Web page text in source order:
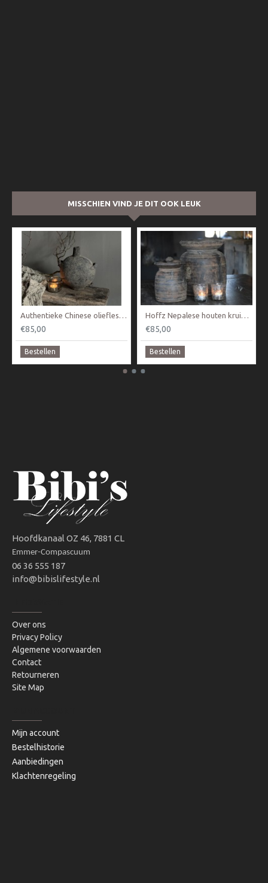
MISSCHIEN VIND JE DIT OOK LEUK
Authentieke Chinese oliefles / kruik
€85,00
Bestellen
Hoffz Nepalese houten kruik Nr 2
€85,00
Bestellen
Hoofdkanaal OZ 46, 7881 CL
Emmer-Compascuum
06 36 555 187
info@bibislifestyle.nl
Over ons
Privacy Policy
Algemene voorwaarden
Contact
Retourneren
Site Map
Mijn account
Bestelhistorie
Aanbiedingen
Klachtenregeling